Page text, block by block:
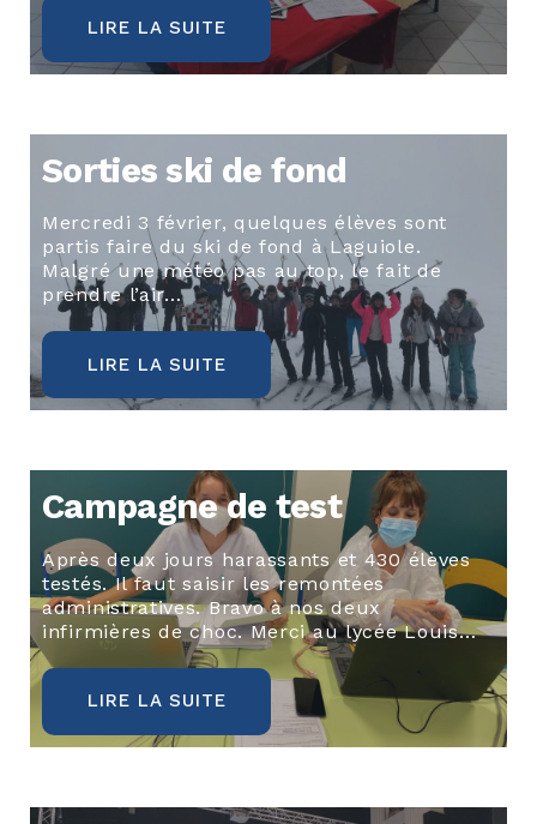
LIRE LA SUITE
Sorties ski de fond
Mercredi 3 février, quelques élèves sont
partis faire du ski de fond à Laguiole.
Malgré une météo pas au top, le fait de
prendre l’air…
LIRE LA SUITE
Campagne de test
Après deux jours harassants et 430 élèves
testés. Il faut saisir les remontées
administratives. Bravo à nos deux
infirmières de choc. Merci au lycée Louis…
LIRE LA SUITE